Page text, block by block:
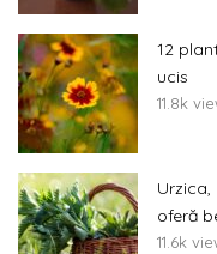
12
ucis
11.8k
oferă
11.6k